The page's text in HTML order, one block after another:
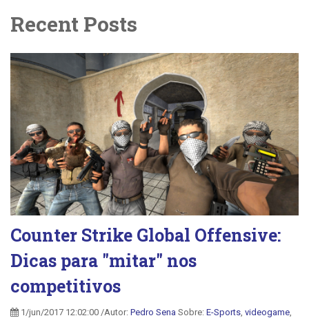
Recent Posts
Counter Strike Global Offensive:
Dicas para "mitar" nos
competitivos
1/jun/2017 12:02:00 /Autor: Pedro Sena Sobre: E-Sports videogame